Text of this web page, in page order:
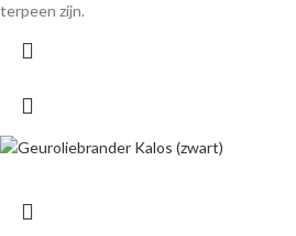
terpeen zijn.